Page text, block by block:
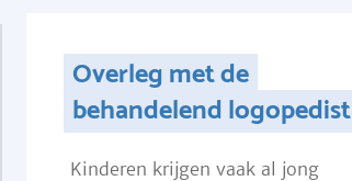
Overleg met de
behandelend logopedist
Kinderen krijgen vaak al jong